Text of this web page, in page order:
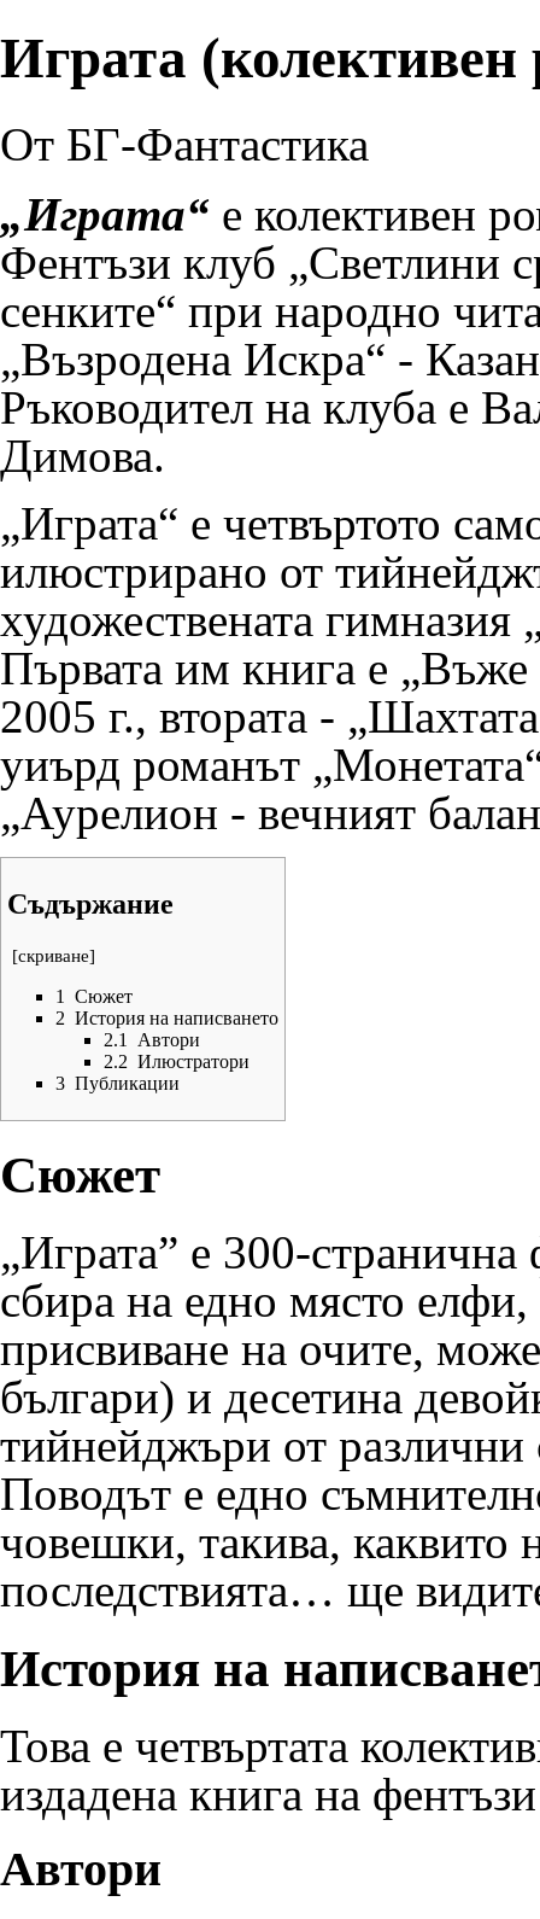
Играта (колективен
От БГ-Фантастика
„Играта“ е колективен
Фентъзи клуб „Светлини
сенките“ при народно
„Възродена Искра“ -
Ръководител на клуба е
Димова.
„Играта“ е четвъртото
илюстрирано от
художествената
Първата им книга е „Въже
2005 г., втората - „Шахтата
уиърд романът „Монетата
„Аурелион - вечният
Съдържание
[скриване]
1
Сюжет
2 История на написването
2.1
Автори
2.2 Илюстратори
3 Публикации
Сюжет
„Играта” е 300-странична
сбира на едно място
присвиване на очите,
българи) и десетина
тийнейджъри от различни
Поводът е едно
човешки, такива, каквито
последствията… ще
История на
Това е четвъртата
издадена книга на
Автори